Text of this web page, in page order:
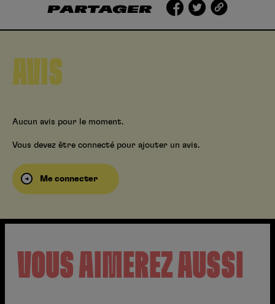
PARTAGER
AVIS
Aucun avis pour le moment.
Vous devez être connecté pour ajouter un avis.
Me connecter
VOUS AIMEREZ AUSSI